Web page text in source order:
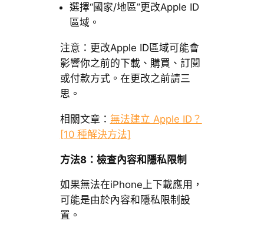
選擇“國家/地區”更改Apple ID
區域。
注意：更改Apple ID區域可能會
影響你之前的下載、購買、訂閱
或付款方式。在更改之前請三
思。
相關文章： 無法建立 Apple ID？
[10 種解決方法]
方法8：檢查內容和隱私限制
如果無法在iPhone上下載應用，
可能是由於內容和隱私限制設
置。